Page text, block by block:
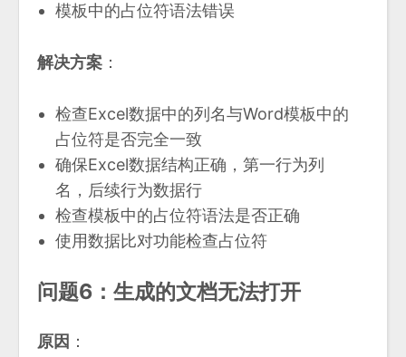
模板中的占位符语法错误
解决方案 ：
检查Excel数据中的列名与Word模板中的
占位符是否完全一致
确保Excel数据结构正确，第一行为列
名，后续行为数据行
检查模板中的占位符语法是否正确
使用数据比对功能检查占位符
问题6：生成的文档无法打开
原因 ：